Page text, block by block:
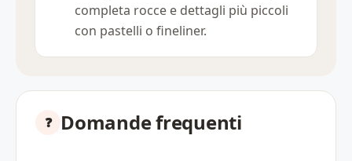
completa rocce e dettagli più piccoli
con pastelli o fineliner.
Domande frequenti